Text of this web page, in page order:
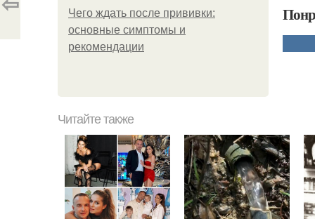
Чего ждать после прививки:
основные симптомы и
рекомендации
Читайте также